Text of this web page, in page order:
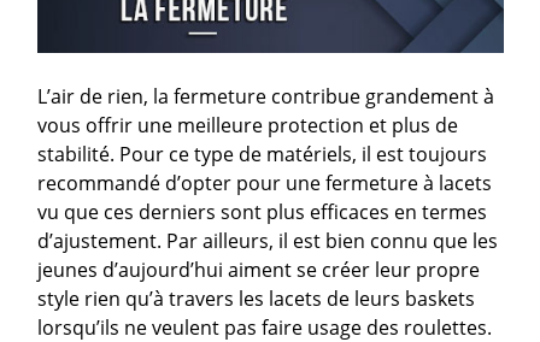
L’air de rien, la fermeture contribue grandement à
vous offrir une meilleure protection et plus de
stabilité. Pour ce type de matériels, il est toujours
recommandé d’opter pour une fermeture à lacets
vu que ces derniers sont plus efficaces en termes
d’ajustement. Par ailleurs, il est bien connu que les
jeunes d’aujourd’hui aiment se créer leur propre
style rien qu’à travers les lacets de leurs baskets
lorsqu’ils ne veulent pas faire usage des roulettes.